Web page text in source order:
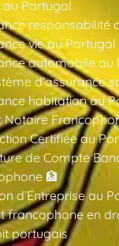
au Portugal
responsabilité
vie au Portugal
automobile au
d’assurance
habitation au
Certifiée au
de Compte
🏦
d’Entreprise au
francophone en
portugais